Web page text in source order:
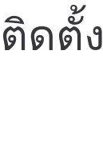
ดตั้ง